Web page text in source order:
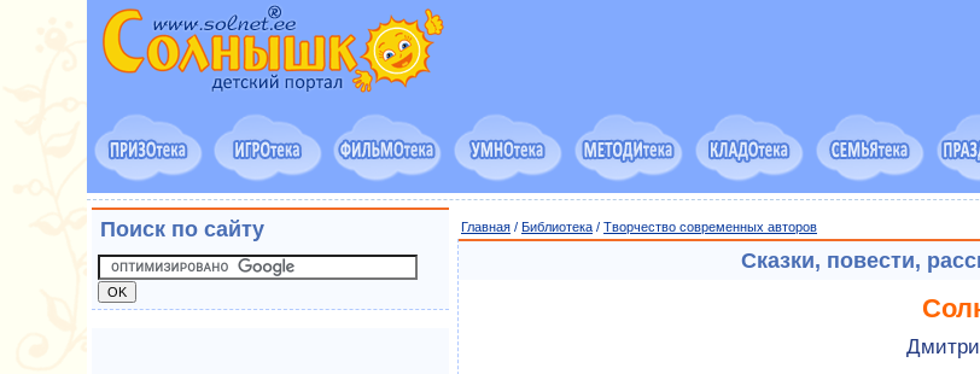
Главная / Библиотека / Творчество современных авторов
Сказки, повести,
Поиск по сайту